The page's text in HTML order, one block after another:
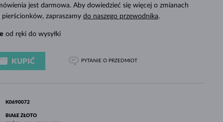
jest darmowa. Aby dowiedzieć się więcej o zmianach
zapraszamy do naszego przewodnika.
od ręki do wysyłki
KUPIĆ PYTANIE O PRZEDMIOT
K0690072
BIAŁE ZŁOTO